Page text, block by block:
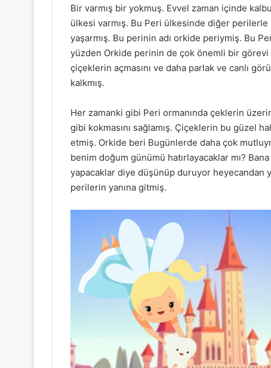
Bir varmış bir yokmuş. Evvel zaman içinde
ülkesi varmış. Bu Peri ülkesinde diğer
yaşarmış. Bu perinin adı orkide periymiş. Bu
yüzden Orkide perinin de çok önemli bir görevi
çiçeklerin açmasını ve daha parlak ve canlı
kalkmış.
Her zamanki gibi Peri ormanında çeklerin
gibi kokmasını sağlamış. Çiçeklerin bu güzel
etmiş. Orkide beri Bugünlerde daha çok
benim doğum günümü hatırlayacaklar mı?
yapacaklar diye düşünüp duruyor heyecandan
perilerin yanına gitmiş.